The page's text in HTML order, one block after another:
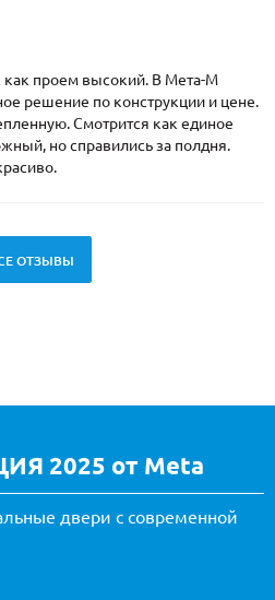
как проем высокий. В Мета-М
решение по конструкции и цене.
Смотрится как единое
но справились за полдня.
ОТЗЫВЫ
2025 от Meta
двери с современной